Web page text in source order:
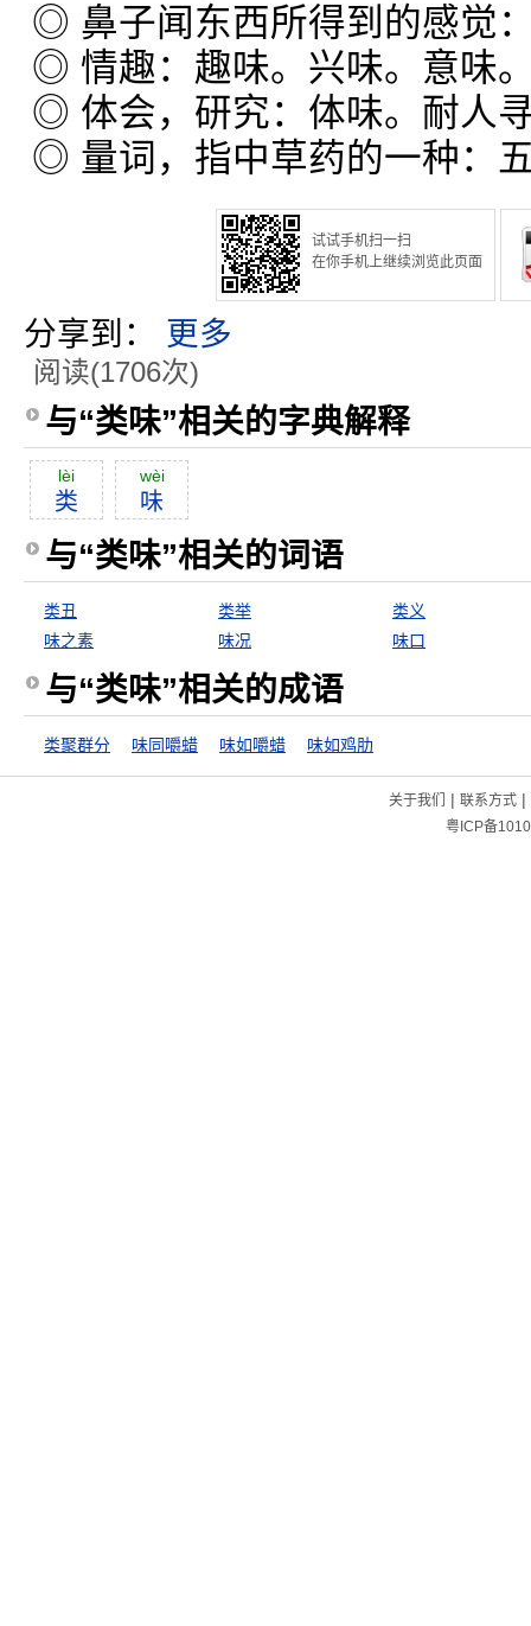
◎ 鼻子闻东西所得到的感觉
◎ 情趣：趣味。兴味。意味
◎ 体会，研究：体味。耐人
◎ 量词，指中草药的一种：
试试手机扫一扫
在你手机上继续浏览此页面
分享到： 更多
阅读(1706次)
与“类味”相关的字典解释
lèi
类
wèi
味
与“类味”相关的词语
类丑 类举
类义
味之素
味况 味口
与“类味”相关的成语
类聚群分 味同嚼蜡 味如嚼蜡 味如鸡肋
关于我们 | 联系方式|
粤ICP备